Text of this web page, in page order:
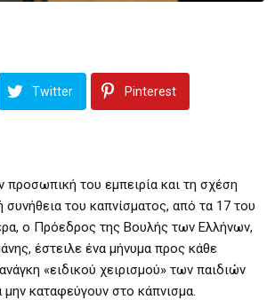
Twitter Pinterest
του εμπειρία και τη σχέση
του καπνίσματος, από τα 17 του
ο Πρόεδρος της Βουλής των Ελλήνων,
έστειλε ένα μήνυμα προς κάθε
«ειδικού χειρισμού» των παιδιών
καταφεύγουν στο κάπνισμα.